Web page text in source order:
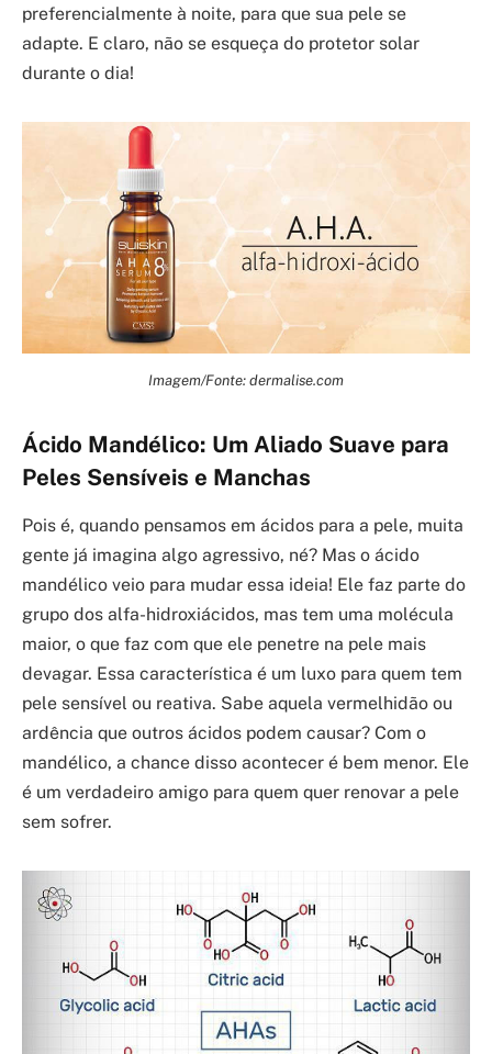
preferencialmente à noite, para que sua pele se
adapte. E claro, não se esqueça do protetor solar
durante o dia!
Imagem/Fonte: dermalise.com
Ácido Mandélico: Um Aliado Suave para
Peles Sensíveis e Manchas
Pois é, quando pensamos em ácidos para a pele, muita
gente já imagina algo agressivo, né? Mas o ácido
mandélico veio para mudar essa ideia! Ele faz parte do
grupo dos alfa-hidroxiácidos, mas tem uma molécula
maior, o que faz com que ele penetre na pele mais
devagar. Essa característica é um luxo para quem tem
pele sensível ou reativa. Sabe aquela vermelhidão ou
ardência que outros ácidos podem causar? Com o
mandélico, a chance disso acontecer é bem menor. Ele
é um verdadeiro amigo para quem quer renovar a pele
sem sofrer.